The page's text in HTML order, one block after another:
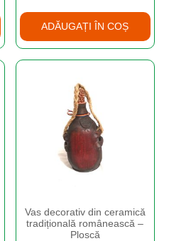
ADĂUGAȚI ÎN COȘ
Vas decorativ din ceramică
tradițională românească –
Ploscă